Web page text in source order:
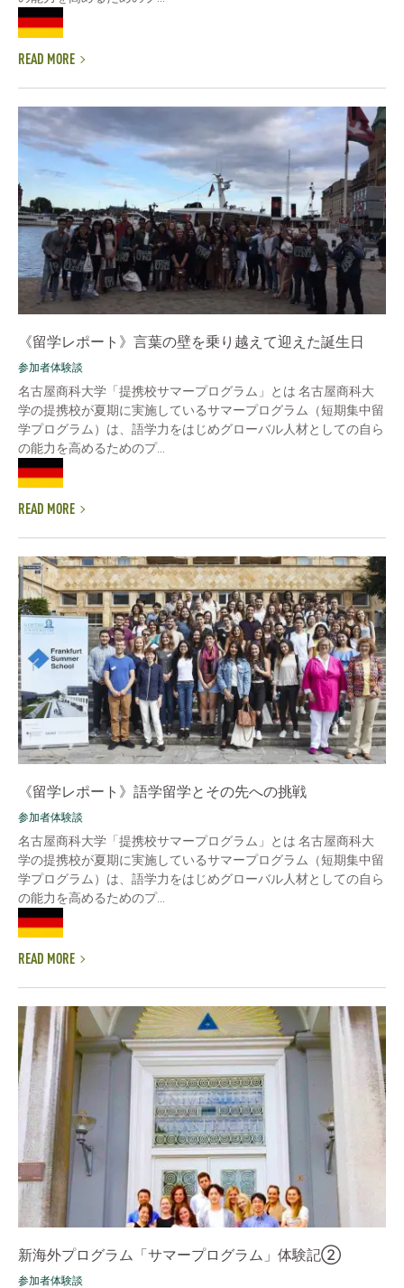
READ MORE
《留学レポート》言葉の壁を乗り越えて迎えた誕生日
参加者体験談
名古屋商科大学「提携校サマープログラム」とは 名古屋商科大
学の提携校が夏期に実施しているサマープログラム（短期集中留
学プログラム）は、語学力をはじめグローバル人材としての自ら
の能力を高めるためのプ...
READ MORE
《留学レポート》語学留学とその先への挑戦
参加者体験談
名古屋商科大学「提携校サマープログラム」とは 名古屋商科大
学の提携校が夏期に実施しているサマープログラム（短期集中留
学プログラム）は、語学力をはじめグローバル人材としての自ら
の能力を高めるためのプ...
READ MORE
新海外プログラム「サマープログラム」体験記②
参加者体験談